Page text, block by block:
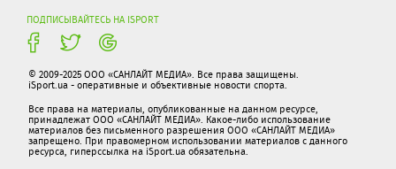
ПОДПИСЫВАЙТЕСЬ НА ISPORT
© 2009-2025 ООО «САНЛАЙТ МЕДИА». Все права защищены.
iSport.ua - оперативные и объективные новости спорта.
Все права на материалы, опубликованные на данном ресурсе,
принадлежат ООО «САНЛАЙТ МЕДИА». Какое-либо использование
материалов без письменного разрешения ООО «САНЛАЙТ МЕДИА»
запрещено. При правомерном использовании материалов с данного
ресурса, гиперссылка на iSport.ua обязательна.